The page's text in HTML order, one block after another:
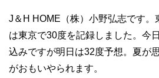
J＆H HOME（株）小野弘志です。
は東京で30度を記録しました。今
込みですが明日は32度予想。夏が
がおもいやられます。